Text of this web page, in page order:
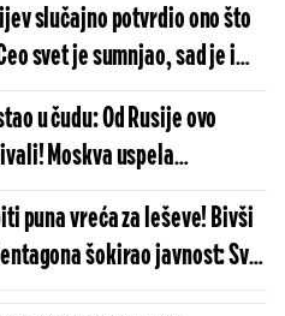
slučajno potvrdio ono što
svet je sumnjao, sad je i
rečenicom su priznali
u čudu: Od Rusije ovo
Moskva uspela
ništa nije jasno!
puna vreća za leševe! Bivši
šokirao javnost: Svi